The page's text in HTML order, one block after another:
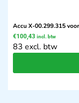
Accu X-00.299.315
€100,43 incl. btw
83 excl. btw